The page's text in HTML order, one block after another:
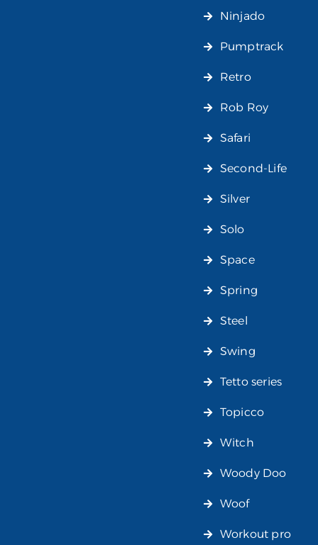
Ninjado
Pumptrack
Retro
Rob Roy
Safari
Second-Life
Silver
Solo
Space
Spring
Steel
Swing
Tetto series
Topicco
Witch
Woody Doo
Woof
Workout pro